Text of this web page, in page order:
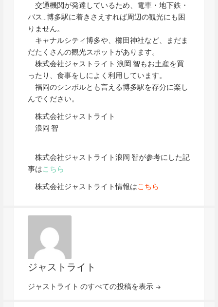
交通機関が発達しているため、電車・地下鉄・
バス…博多駅に着きさえすれば周辺の観光にも困
りません。
キャナルシティ博多や、櫛田神社など、まだま
だたくさんの観光スポットがあります。
株式会社ジャストライト 浪岡 智もお土産を買
ったり、食事をしによく利用しています。
福岡のシンボルとも言える博多駅を存分に楽し
んでください。
株式会社ジャストライト
浪岡 智
株式会社ジャストライト浪岡 智が参考にした記
事はこちら
株式会社ジャストライト情報はこちら
ジャストライト
ジャストライト のすべての投稿を表示